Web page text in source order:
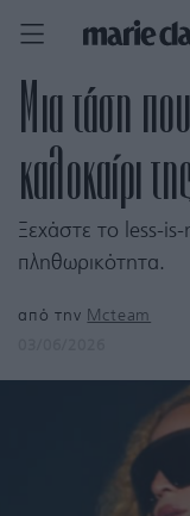
Μια τάση
καλοκαίρι
Ξεχάστε το less-
πληθωρικότητα.
από την Mcteam